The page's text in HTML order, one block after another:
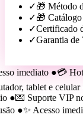
✓🎁 Método
✓🎁
✓Certificado
✓Garantia de
imediato ● 💳
tablet e celular ●
● 💌 Suporte VIP no
● ✨ Acesso